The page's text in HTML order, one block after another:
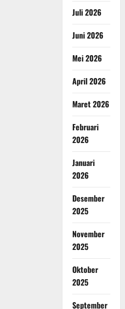
Juli 2026
Juni 2026
Mei 2026
April 2026
Maret 2026
Februari
2026
Januari
2026
Desember
2025
November
2025
Oktober
2025
September